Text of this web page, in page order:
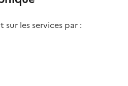
les services par :